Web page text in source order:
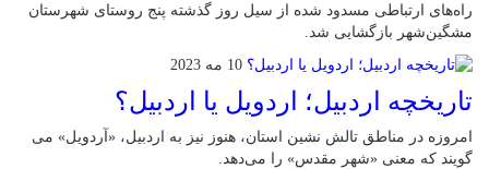
راه‌های ارتباطی مسدود شده از سیل روز گذشته پنج روستای شهرستان
مشگین‌شهر بازگشایی شد.
10 مه 2023
تاریخچه اردبیل؛ اردویل یا اردبیل؟
امروزه در مناطق تالش نشین استان، هنوز نیز به اردبیل، «آردویل» می
گویند که معنی «شهر مقدس» را می‌دهد.